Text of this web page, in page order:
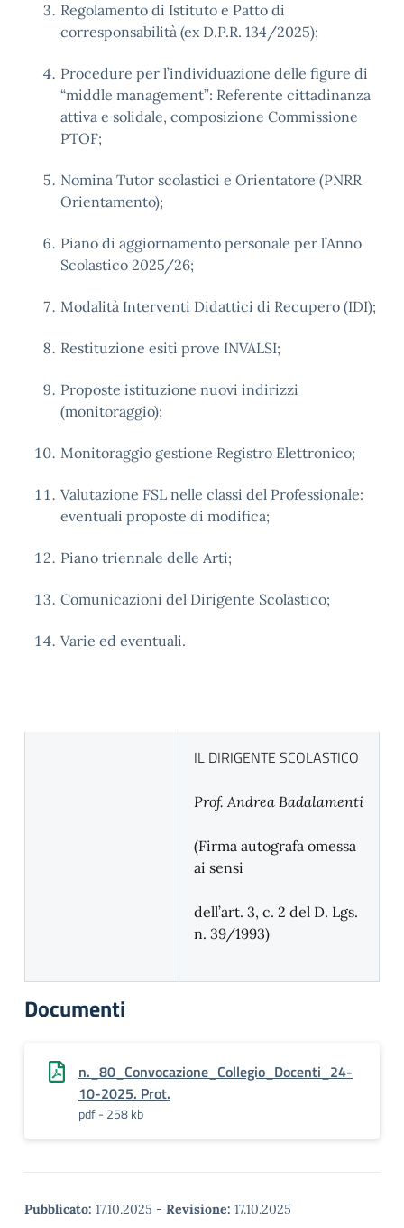
Regolamento di Istituto e Patto di
corresponsabilità (ex D.P.R. 134/2025);
Procedure per l’individuazione delle figure di
“middle management”: Referente cittadinanza
attiva e solidale, composizione Commissione
PTOF;
Nomina Tutor scolastici e Orientatore (PNRR
Orientamento);
Piano di aggiornamento personale per l’Anno
Scolastico 2025/26;
Modalità Interventi Didattici di Recupero (IDI);
Restituzione esiti prove INVALSI;
Proposte istituzione nuovi indirizzi
(monitoraggio);
Monitoraggio gestione Registro Elettronico;
Valutazione FSL nelle classi del Professionale:
eventuali proposte di modifica;
Piano triennale delle Arti;
Comunicazioni del Dirigente Scolastico;
Varie ed eventuali.
IL DIRIGENTE SCOLASTICO
Prof. Andrea Badalamenti
(Firma autografa omessa
ai sensi
dell’art. 3, c. 2 del D. Lgs.
n. 39/1993)
Documenti
n._80_Convocazione_Collegio_Docenti_24-
10-2025. Prot.
pdf - 258 kb
Pubblicato: 17.10.2025 - Revisione: 17.10.2025